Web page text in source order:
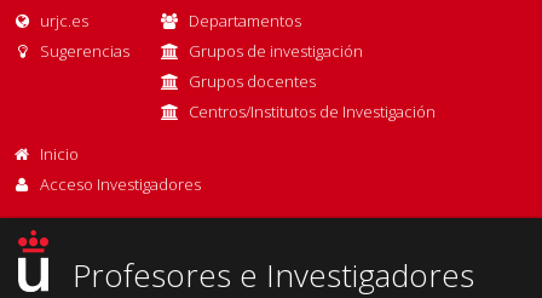
urjc.es
Sugerencias
Departamentos
Grupos de investigación
Grupos docentes
Centros/Institutos de Investigación
Inicio
Acceso Investigadores
Profesores e Investigadores